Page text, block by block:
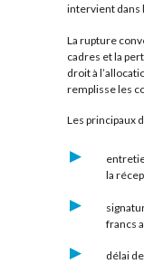
intervient dans
La rupture
cadres et la
droit à
remplisse les
Les principaux
la
francs
délai